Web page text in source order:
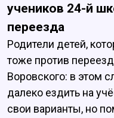
учеников 24-й
переезда
Родители детей,
тоже против
Воровского: в этом
далеко ездить на
свои варианты, но